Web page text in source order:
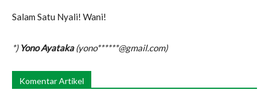
Salam Satu Nyali! Wani!
*) Yono Ayataka(yono******@gmail.com)
Komentar Artikel